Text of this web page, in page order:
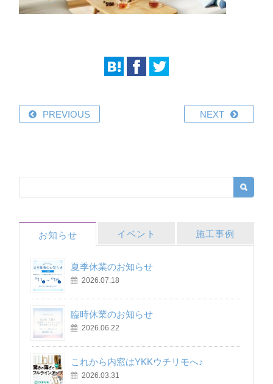
PREVIOUS NEXT
お知らせ イベント 施工事例
夏季休業のお知らせ
2026.07.18
臨時休業のお知らせ
2026.06.22
これから内窓はYKKウチリモへ♪
2026.03.31